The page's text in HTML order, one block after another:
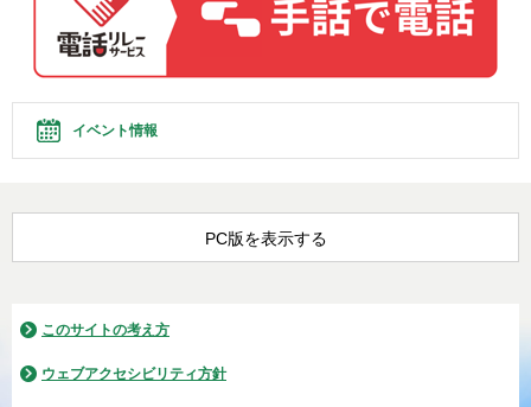
イベント情報
PC版を表示する
このサイトの考え方
ウェブアクセシビリティ方針